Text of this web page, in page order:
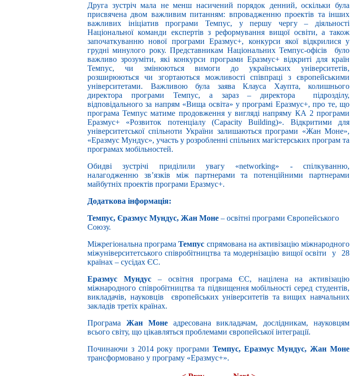
Друга зустріч мала не менш насичений порядок денний, оскільки була
присвячена двом важливим питанням: впровадженню проектів та інших
важливих ініціатив програми Темпус, у першу чергу – діяльності
Національної команди експертів з реформування вищої освіти, а також
започаткуванню нової програми Еразмус+, конкурси якої відкрилися у
грудні минулого року. Представникам Національних Темпус-офісів було
важливо зрозуміти, які конкурси програми Еразмус+ відкриті для країн
Темпус, чи змінюються вимоги до українських університетів,
розширюються чи згортаються можливості співпраці з європейськими
університетами. Важливою була заява Клауса Хаупта, колишнього
директора програми Темпус, а зараз – директора підрозділу,
відповідального за напрям «Вища освіта» у програмі Еразмус+, про те, що
програма Темпус матиме продовження у вигляді напряму КА 2 програми
Еразмус+ «Розвиток потенціалу (Capacity Building)». Відкритими для
університетської спільноти України залишаються програми «Жан Моне»,
«Еразмус Мундус», участь у розробленні спільних магістерських програм та
програмах мобільностей.
Обидві зустрічі приділили увагу «networking» - спілкуванню,
налагодженню зв’язків між партнерами та потенційними партнерами
майбутніх проектів програми Еразмус+.
Додаткова інформація:
Темпус, Єразмус Мундус, Жан Моне – освітні програми Європейського
Союзу.
Міжрегіональна програмаТемпус спрямована на активізацію міжнародного
міжуніверситетського співробітництва та модернізацію вищої освіти у 28
країнах – сусідах ЄС.
Еразмус Мундус – освітня програма ЄС, націлена на активізацію
міжнародного співробітництва та підвищення мобільності серед студентів,
викладачів, науковців європейських університетів та вищих навчальних
закладів третіх країнах.
Програма Жан Монеадресована викладачам, дослідникам, науковцям
всього світу, що цікавляться проблемами європейської інтеграції.
Починаючи з 2014 року програми Темпус, Еразмус Мундус, Жан Моне
трансформовано у програму «Еразмус+».